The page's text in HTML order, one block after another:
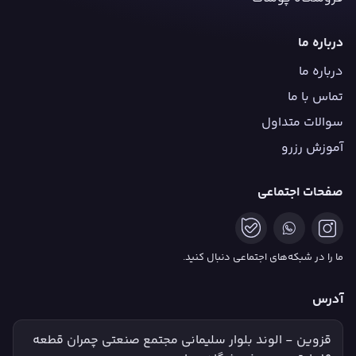
درباره ما
درباره ما
تماس با ما
سوالات متداول
آموزش رزرو
صفحات اجتماعی
ما را در شبکه‌های اجتماعی دنبال کنید.
آدرس
قزوین - الوند بلوار سلیمانی مجتمع صنعتی چمران قطعه